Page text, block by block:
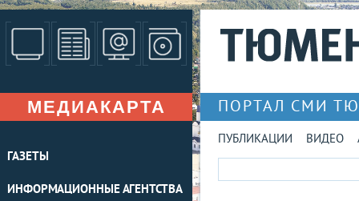
МЕДИАКАРТА
ГАЗЕТЫ
ИНФОРМАЦИОННЫЕ АГЕНТСТВА
ПОРТАЛ СМИ
ПУБЛИКАЦИИ ВИДЕО